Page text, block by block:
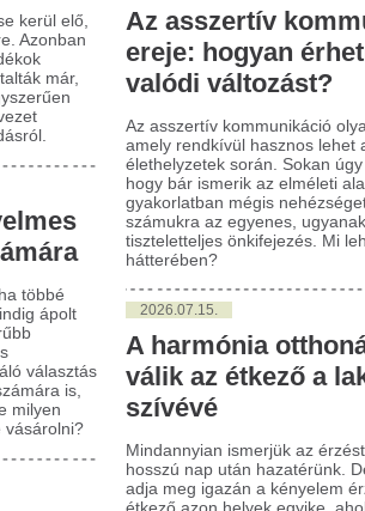
A harmónia otthonában: így
válik az étkező a lakás
szívévé
Mindannyian ismerjük az érzést, amikor egy
hosszú nap után hazatérünk. De vajon mi
adja meg igazán a kényelem érzését? Az
étkező azon helyek egyike, ahol a családi élet
összefonódik a baráti összejövetelekkel, és
ahol az otthonosság és harmónia központi
szerephez jut. Sokan mégsem fordítanak
elég figyelmet a kialakítására, pedig többet
elárul rólunk, mint hinnénk.
Az üregkamrás szerkezet
jelentősége és előnyei a
modern építészetben
Az építőipar innovatív megoldásai között
kiemelkedő szerepet tölt be az üregkamrás
polikarbonát lemezek alkalmazása. Ezen
lemezek belső szerkezetük révén számos
előnyt nyújtanak, mind funkcionális, mind
esztétikai szempontból. De hogyan is járulnak
hozzá ezek a lemezek a különféle építési
projektek sikeréhez?